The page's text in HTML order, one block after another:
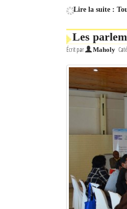
Lire la suite :
Les
Écrit par Maholy